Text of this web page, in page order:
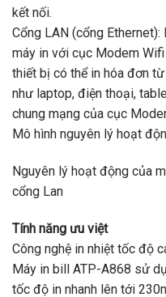
kết nối.
Cổng LAN (cổng
máy in với cục Modem
thiết bị có thể in hóa đơn
như laptop, điện thoại,
chung mạng của cục
Mô hình nguyên lý hoạt
Nguyên lý hoạt động của
cổng Lan
Tính năng ưu việt
Công nghệ in nhiệt tốc độ
Máy in bill ATP-A868 sử
tốc độ in nhanh lên tới